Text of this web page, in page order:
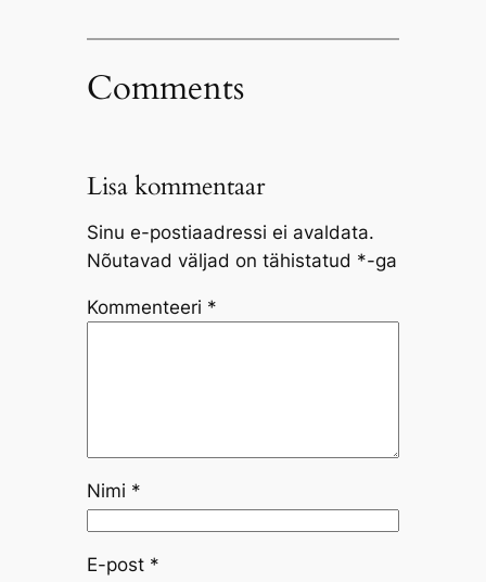
Comments
Lisa kommentaar
Sinu e-postiaadressi ei avaldata.
Nõutavad väljad on tähistatud *-ga
Kommenteeri *
Nimi *
E-post *